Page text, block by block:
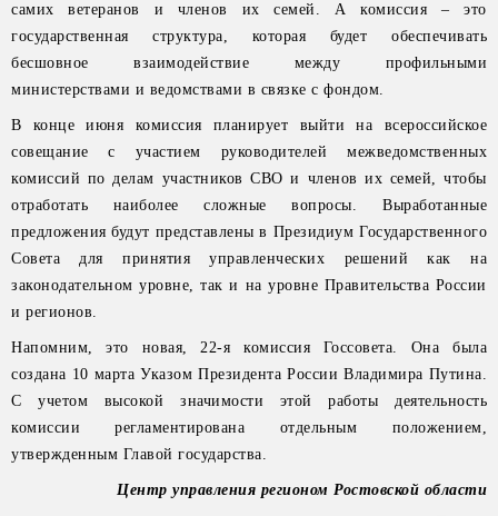
самих ветеранов и членов их семей. А комиссия – это
государственная структура, которая будет обеспечивать
бесшовное взаимодействие между профильными
министерствами и ведомствами в связке с фондом.
В конце июня комиссия планирует выйти на всероссийское
совещание с участием руководителей межведомственных
комиссий по делам участников СВО и членов их семей, чтобы
отработать наиболее сложные вопросы. Выработанные
предложения будут представлены в Президиум Государственного
Совета для принятия управленческих решений как на
законодательном уровне, так и на уровне Правительства России
и регионов.
Напомним, это новая, 22-я комиссия Госсовета. Она была
создана 10 марта Указом Президента России Владимира Путина.
С учетом высокой значимости этой работы деятельность
комиссии регламентирована отдельным положением,
утвержденным Главой государства.
Центр управления регионом Ростовской области